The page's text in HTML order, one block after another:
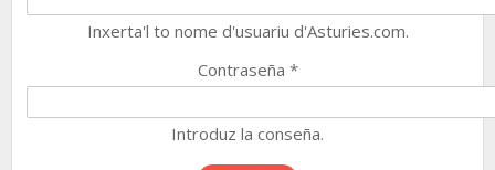
Inxerta'l to nome d'usuariu d'Asturies.com.
Contraseña *
Introduz la conseña.